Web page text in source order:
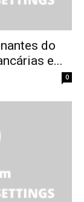
do
e...
0